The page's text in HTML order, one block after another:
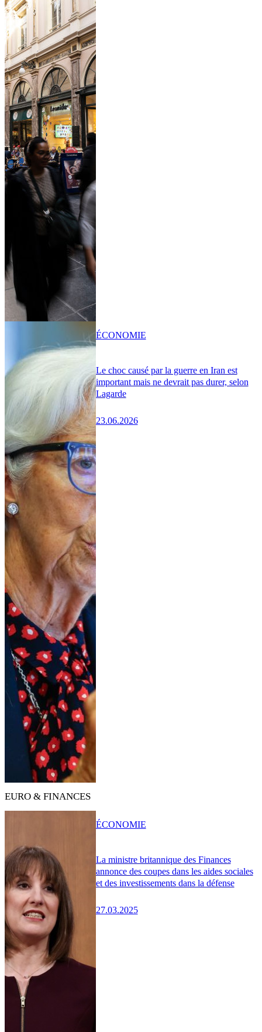
Le choc causé par la guerre en Iran est
important mais ne devrait pas durer, selon
Lagarde
23.06.2026
ÉCONOMIE
EURO & FINANCES
La ministre britannique des Finances
annonce des coupes dans les aides sociales
et des investissements dans la défense
27.03.2025
ÉCONOMIE